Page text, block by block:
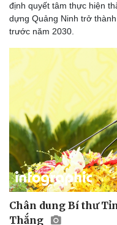
định quyết tâm thực hiện
dựng Quảng Ninh trở
trước năm 2030.
Chân dung Bí thư
Thắng